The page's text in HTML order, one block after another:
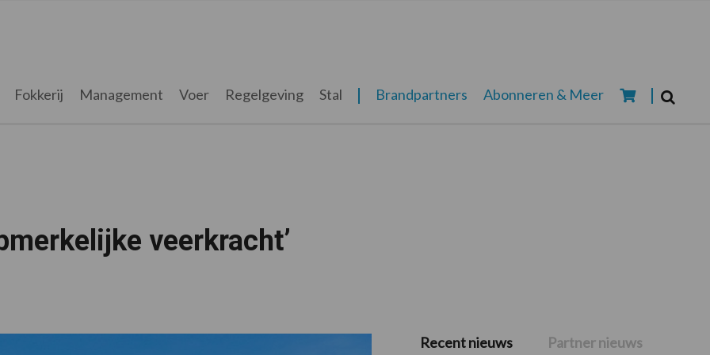
Fokkerij Management Voer Regelgeving Stal Brandpartners Abonneren & Meer
veerkracht’
Primaire
Recent nieuws Partner nieuws